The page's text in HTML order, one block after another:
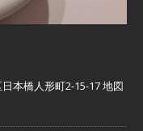
本橋人形町2-15-17 地図